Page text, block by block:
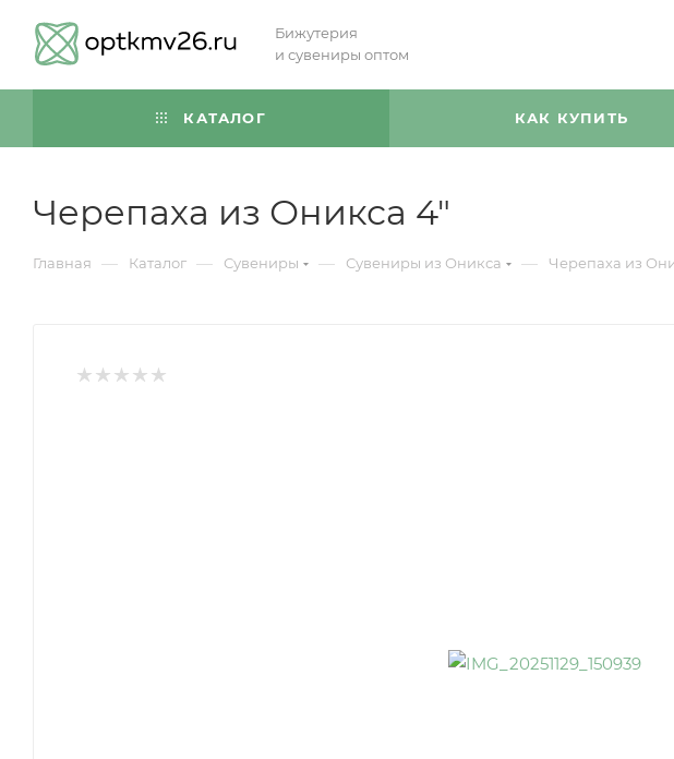
Бижутерия
и сувениры оптом
КАТАЛОГ КАК КУПИТЬ
Черепаха из Оникса 4"
Главная — Каталог — Сувениры — Сувениры из Оникса — Черепаха из